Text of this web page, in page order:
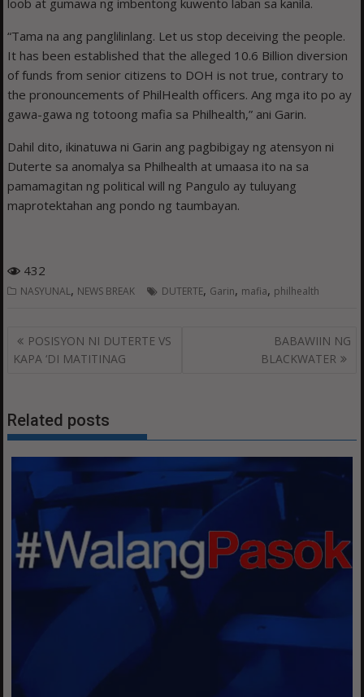
“Tama na ang panglilinlang. Let us stop deceiving the people.
It has been established that the alleged 10.6 Billion diversion
of funds from senior citizens to DOH is not true, contrary to
the pronouncements of PhilHealth officers. Ang mga ito po ay
gawa-gawa ng totoong mafia sa Philhealth,” ani Garin.
Dahil dito, ikinatuwa ni Garin ang pagbibigay ng atensyon ni
Duterte sa anomalya sa Philhealth at umaasa ito na sa
pamamagitan ng political will ng Pangulo ay tuluyang
maprotektahan ang pondo ng taumbayan.
432
NASYUNAL, NEWS BREAK DUTERTE, Garin, mafia, philhealth
Post
navigation
POSISYON NI DUTERTE VS
KAPA ‘DI MATITINAG
BABAWIIN NG
BLACKWATER
Related posts